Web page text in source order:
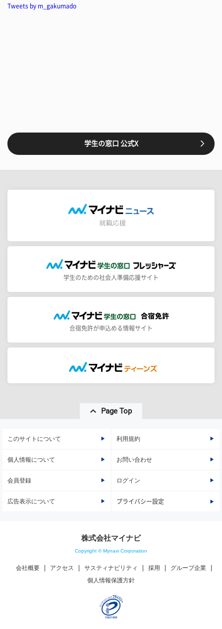
Tweets by m_gakumado
学生の窓口 公式X
学生のための社会人準備応援サイト
合宿免許が申込める情報サイト
Page Top
このサイトについて 利用規約
個人情報について お問い合わせ
会員登録 ログイン
広告表示について プライバシー設定
株式会社マイナビ
Copyright © Mynavi Corporation
会社概要 アクセス サスティナビリティ 採用
グループ企業
個人情報保護方針